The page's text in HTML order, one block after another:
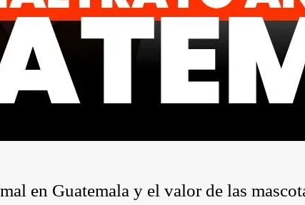
en Guatemala y el valor de las